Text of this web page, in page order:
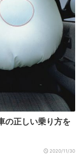
の正しい乗り方を
2020/11/30